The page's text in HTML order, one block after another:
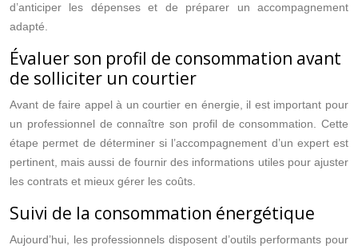
d’anticiper les dépenses et de préparer un accompagnement
adapté.
Évaluer son profil de consommation avant
de solliciter un courtier
Avant de faire appel à un courtier en énergie, il est important pour
un professionnel de connaître son profil de consommation. Cette
étape permet de déterminer si l’accompagnement d’un expert est
pertinent, mais aussi de fournir des informations utiles pour ajuster
les contrats et mieux gérer les coûts.
Suivi de la consommation énergétique
Aujourd’hui, les professionnels disposent d’outils performants pour